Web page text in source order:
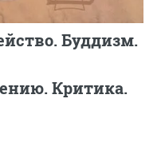
Буддизм.
Критика.